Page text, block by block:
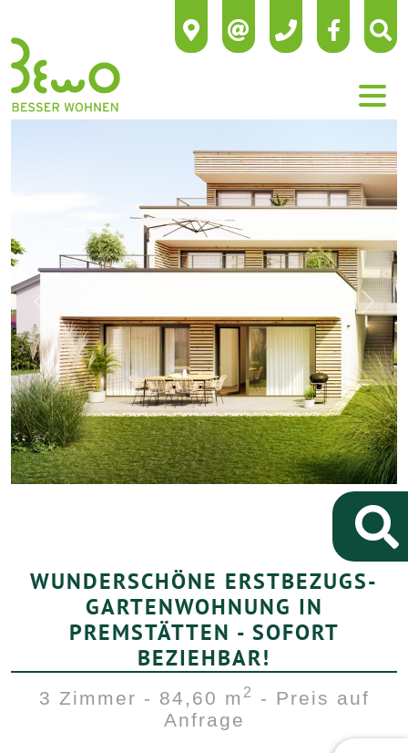
Next
WUNDERSCHÖNE ERSTBEZUGS-
GARTENWOHNUNG IN
PREMSTÄTTEN - SOFORT
BEZIEHBAR!
3 Zimmer - 84,60 m 2
- Preis auf
Anfrage